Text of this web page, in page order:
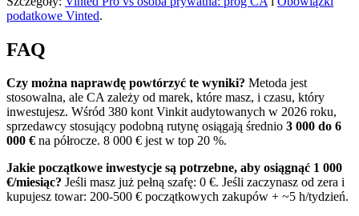
podatkowe Vinted.
FAQ
Czy można naprawdę powtórzyć te wyniki? Metoda jest
stosowalna, ale CA zależy od marek, które masz, i czasu, który
inwestujesz. Wśród 380 kont Vinkit audytowanych w 2026 roku,
sprzedawcy stosujący podobną rutynę osiągają średnio 3 000 do 6
000 € na półrocze. 8 000 € jest w top 20 %.
Jakie początkowe inwestycje są potrzebne, aby osiągnąć 1 000
€/miesiąc? Jeśli masz już pełną szafę: 0 €. Jeśli zaczynasz od zera i
kupujesz towar: 200-500 € początkowych zakupów + ~5 h/tydzień.